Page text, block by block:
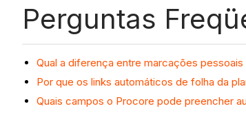
Perguntas
Qual a diferença entre marcações
Por que os links automáticos de folha da
Quais campos o Procore pode preencher